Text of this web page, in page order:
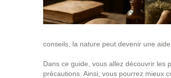
conseils, la nature peut devenir une aide
Dans ce guide, vous allez découvrir les
précautions. Ainsi, vous pourrez mieux